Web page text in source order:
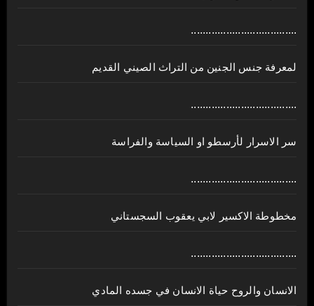
....................................
لمعرفة جنس الجنين من التراث الصيني القديم
....................................
سر الاسرار لأرسطو او السياسة والفراسة
....................................
مخطوطة الاكسير لابي يعقوب السجستاني
....................................
الانسان والروح حياة الانسان في جسده المادي